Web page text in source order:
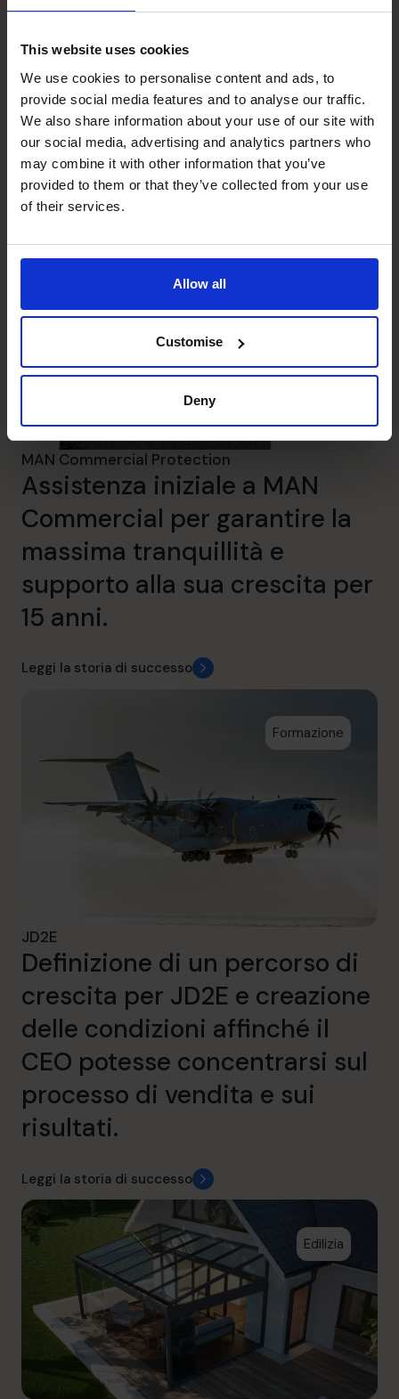
This website uses cookies
We use cookies to personalise content and ads, to
provide social media features and to analyse our traffic.
We also share information about your use of our site with
our social media, advertising and analytics partners who
may combine it with other information that you’ve
provided to them or that they’ve collected from your use
of their services.
Allow all
Customise
Deny
comprensione della propria
redditività, nell'adozione di un
approccio strategico e nello
sfruttamento delle
opportunità di crescita.
Leggi la storia di successo
Servizi di sicurezza
MAN Commercial Protection
Assistenza iniziale a MAN
Commercial per garantire la
massima tranquillità e
supporto alla sua crescita per
15 anni.
Leggi la storia di successo
Formazione
JD2E
Definizione di un percorso di
crescita per JD2E e creazione
delle condizioni affinché il
CEO potesse concentrarsi sul
processo di vendita e sui
risultati.
Leggi la storia di successo
Edilizia